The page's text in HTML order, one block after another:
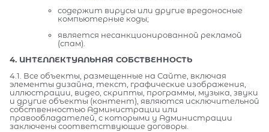
содержит вирусы или другие вредоносные
компьютерные коды;
является несанкционированной рекламой
(спам).
4. ИНТЕЛЛЕКТУАЛЬНАЯ СОБСТВЕННОСТЬ
4.1. Все объекты, размещенные на Сайте, включая
элементы дизайна, текст, графические изображения,
иллюстрации, видео, скрипты, программы, музыка, звуки
и другие объекты (контент), являются исключительной
собственностью Администрации или
правообладателей, с которыми у Администрации
заключены соответствующие договоры.